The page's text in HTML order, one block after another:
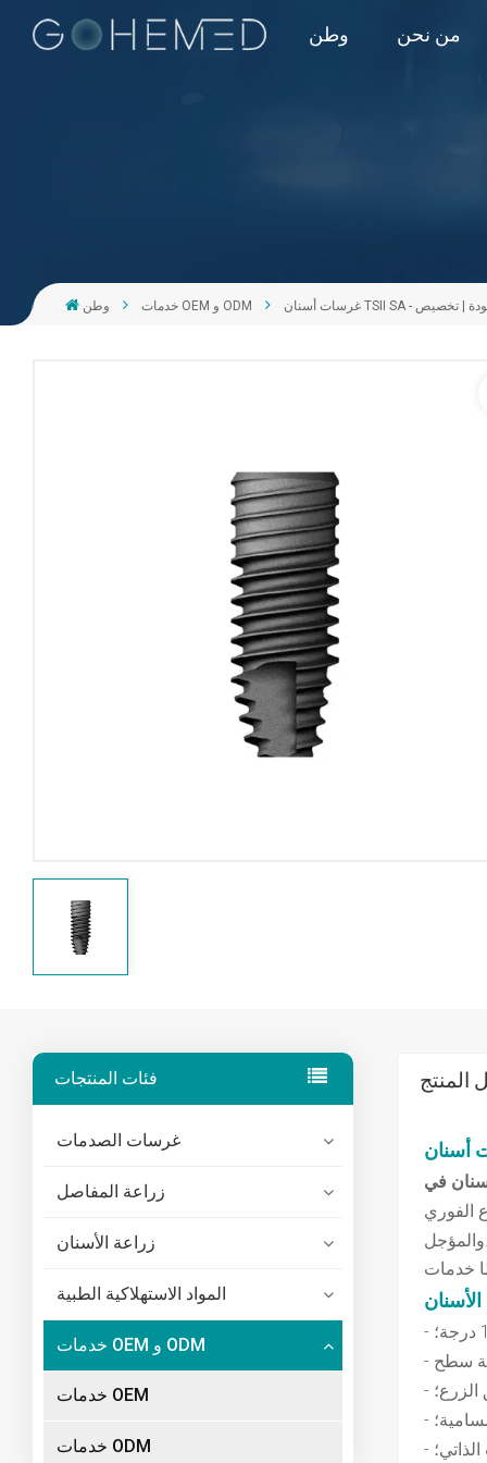
وطن من نحن
وطن خدمات OEM و ODM
فئات المنتجات
غرسات الصدمات
زراعة المفاصل
زراعة الأسنان
المواد الاستهلاكية الطبية
خدمات OEM و ODM
خدمات OEM
خدمات ODM
المنتج
الفوري